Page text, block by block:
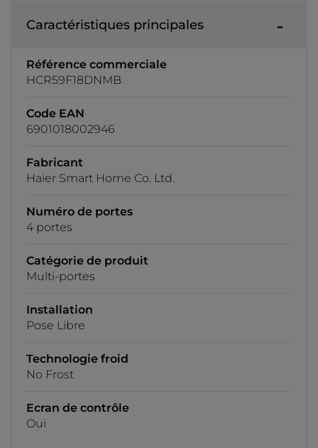
Caractéristiques principales
Référence commerciale
HCR59F18DNMB
Code EAN
6901018002946
Fabricant
Haier Smart Home Co. Ltd.
Numéro de portes
4 portes
Catégorie de produit
Multi-portes
Installation
Pose Libre
Technologie froid
No Frost
Ecran de contrôle
Oui